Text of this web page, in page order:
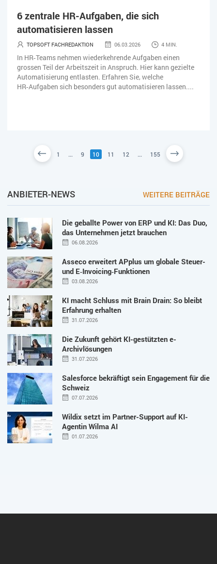
6 zentrale HR-Aufgaben, die sich
automatisieren lassen
TOPSOFT FACHREDAKTION 06.03.2026 4 MIN.
In HR‑Teams nehmen wiederkehrende Aufgaben einen
grossen Teil der Arbeitszeit in Anspruch. Hier kann gezielte
Automatisierung entlasten. Erfahren Sie, welche
HR‑Aufgaben sich besonders gut automatisieren lassen....
1 ... 9 10 11 12 ... 155
ANBIETER-NEWS WEITERE BEITRÄGE
Die geballte Power von ERP und KI: Das Duo,
das Unternehmen jetzt brauchen
06.08.2026
Asseco erweitert APplus um globale Steuer-
und E‑Invoicing‑Funktionen
03.08.2026
KI macht Schluss mit Brain Drain: So bleibt
Erfahrung erhalten
31.07.2026
Die Zukunft gehört KI-gestützten e-
Archivlösungen
31.07.2026
Salesforce bekräftigt sein Engagement für die
Schweiz
07.07.2026
Wildix setzt im Partner-Support auf KI-
Agentin Wilma AI
01.07.2026